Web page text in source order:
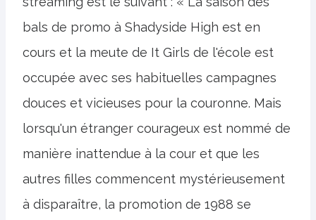
bals de promo à Shadyside High est en
cours et la meute de It Girls de l'école est
occupée avec ses habituelles campagnes
douces et vicieuses pour la couronne. Mais
lorsqu'un étranger courageux est nommé de
manière inattendue à la cour et que les
autres filles commencent mystérieusement
à disparaître, la promotion de 1988 se